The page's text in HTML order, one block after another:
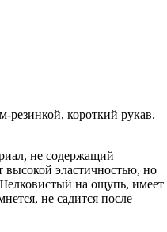
короткий рукав.
не содержащий
эластичностью, но
на ощупь, имеет
не садится после